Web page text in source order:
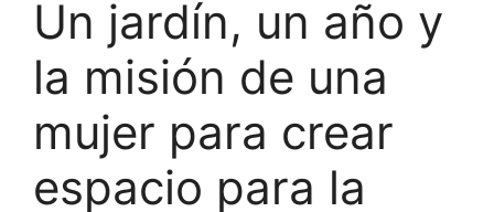
Un jardín, un año y
la misión de una
mujer para crear
espacio para la